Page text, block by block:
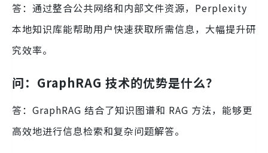
答：通过整合公共网络和内部文件资源，Perplexity
本地知识库能帮助用户快速获取所需信息，大幅提升研
究效率。
问：GraphRAG 技术的优势是什么？
答：GraphRAG 结合了知识图谱和 RAG 方法，能够更
高效地进行信息检索和复杂问题解答。